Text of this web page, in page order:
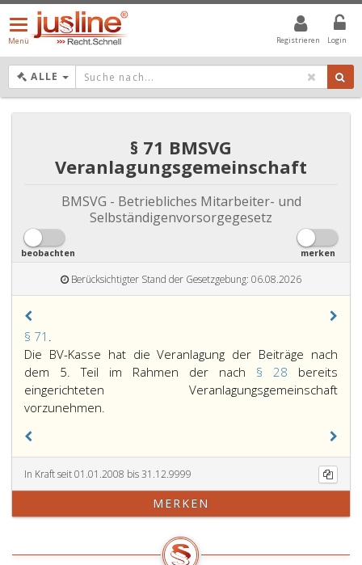
Registrieren Login
Menü
öffnen/schließen
Menü
ALLE DROPDOWN: GEWÄHLTER WERT IST ALLE
§ 71 BMSVG
Veranlagungsgemeinschaft
BMSVG - Betriebliches Mitarbeiter- und
Selbständigenvorsorgegesetz
beobachten merken
Berücksichtigter Stand der Gesetzgebung: 06.08.2026
§ 71 .
71,
Die BV-Kasse hat die Veranlagung der Beiträge nach
dem 5. Teil im Rahmen der nach § 28 bereits
eingerichteten Veranlagungsgemeinschaft
vorzunehmen.
hat
die
Veranlagung
der
In Kraft seit 01.01.2008 bis 31.12.9999
MERKEN